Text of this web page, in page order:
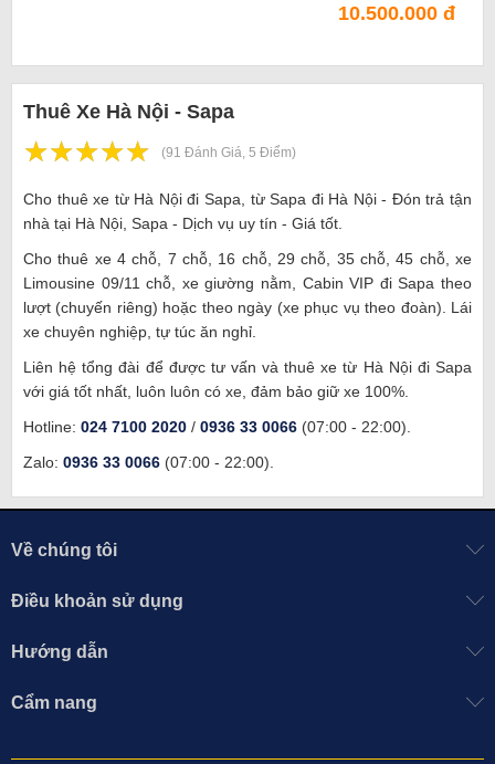
10.500.000 đ
Thuê Xe Hà Nội - Sapa
☆☆☆☆☆
★★★★★ (91 Đánh Giá, 5 Điểm)
Cho thuê xe từ Hà Nội đi Sapa, từ Sapa đi Hà Nội - Đón trả tận
nhà tại Hà Nội, Sapa - Dịch vụ uy tín - Giá tốt.
Cho thuê xe 4 chỗ, 7 chỗ, 16 chỗ, 29 chỗ, 35 chỗ, 45 chỗ, xe
Limousine 09/11 chỗ, xe giường nằm, Cabin VIP đi Sapa theo
lượt (chuyến riêng) hoặc theo ngày (xe phục vụ theo đoàn). Lái
xe chuyên nghiệp, tự túc ăn nghỉ.
Liên hệ tổng đài để được tư vấn và thuê xe từ Hà Nội đi Sapa
với giá tốt nhất, luôn luôn có xe, đảm bảo giữ xe 100%.
Hotline: 024 7100 2020 / 0936 33 0066 (07:00 - 22:00).
Zalo: 0936 33 0066 (07:00 - 22:00).
Về chúng tôi
Điều khoản sử dụng
Hướng dẫn
Cẩm nang